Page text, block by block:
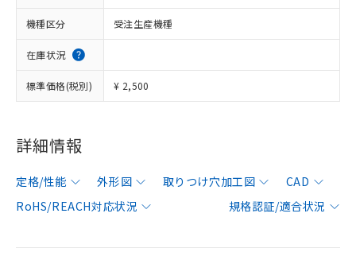
機種区分 受注生産機種
在庫状況
標準価格(税別) ¥ 2,500
詳細情報
定格/性能 外形図 取りつけ穴加工図
CAD
RoHS/REACH対応状況
規格認証/適合状況